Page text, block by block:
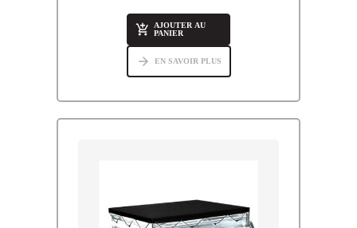

AJOUTER AU
PANIER
arrow_forward EN SAVOIR PLUS